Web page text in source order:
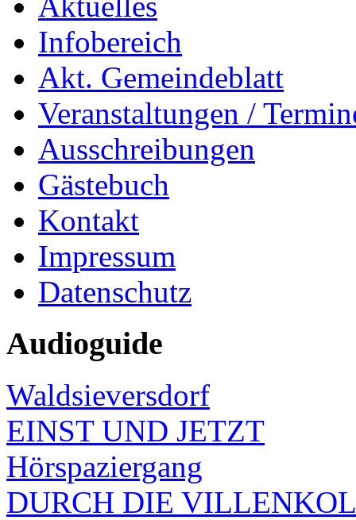
Infobereich
Akt. Gemeindeblatt
Veranstaltungen /
Ausschreibungen
Gästebuch
Kontakt
Impressum
Datenschutz
Audioguide
Waldsieversdorf
EINST UND JETZT
Hörspaziergang
DURCH DIE